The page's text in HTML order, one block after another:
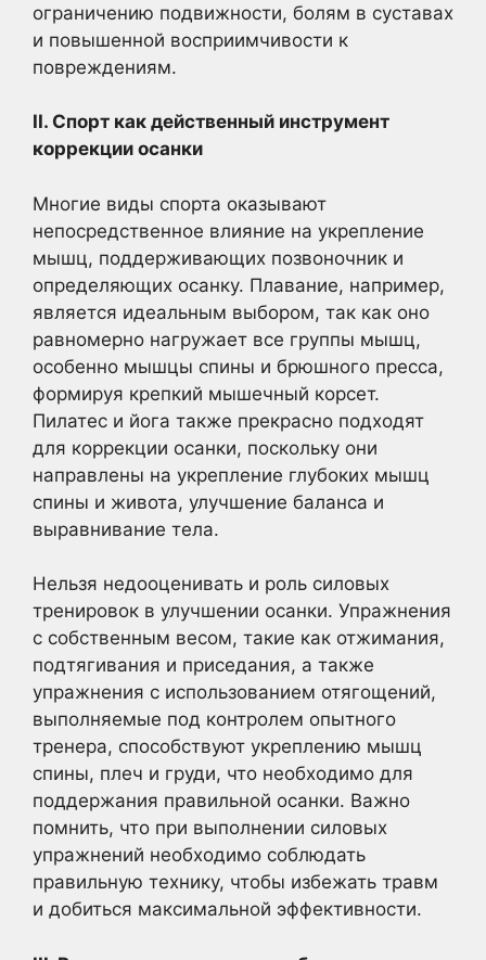
ограничению подвижности, болям в суставах
и повышенной восприимчивости к
повреждениям.
II. Спорт как действенный инструмент
коррекции осанки
Многие виды спорта оказывают
непосредственное влияние на укрепление
мышц, поддерживающих позвоночник и
определяющих осанку. Плавание, например,
является идеальным выбором, так как оно
равномерно нагружает все группы мышц,
особенно мышцы спины и брюшного пресса,
формируя крепкий мышечный корсет.
Пилатес и йога также прекрасно подходят
для коррекции осанки, поскольку они
направлены на укрепление глубоких мышц
спины и живота, улучшение баланса и
выравнивание тела.
Нельзя недооценивать и роль силовых
тренировок в улучшении осанки. Упражнения
с собственным весом, такие как отжимания,
подтягивания и приседания, а также
упражнения с использованием отягощений,
выполняемые под контролем опытного
тренера, способствуют укреплению мышц
спины, плеч и груди, что необходимо для
поддержания правильной осанки. Важно
помнить, что при выполнении силовых
упражнений необходимо соблюдать
правильную технику, чтобы избежать травм
и добиться максимальной эффективности.